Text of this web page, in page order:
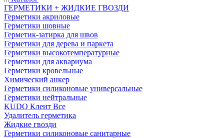
ГЕРМЕТИКИ + ЖИДКИЕ ГВОЗДИ
Герметики акриловые
Герметики шовные
Герметик-затирка для швов
Герметики для дерева и паркета
Герметики высокотемпературные
Герметики для аквариума
Герметики кровельные
Химический анкер
Герметики силиконовые универсальные
Герметики нейтральные
KUDO Клеит Все
Удалитель герметика
Жидкие гвозди
Герметики силиконовые санитарные